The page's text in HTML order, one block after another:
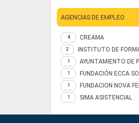
AGENCIAS DE EMPLEO
4 CREAMA
2
1 AYUNTAMIENTO DE
1 FUNDACIÓN ECCA
1 FUNDACION NOVA
1 SIMA ASISTENCIAL